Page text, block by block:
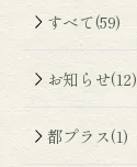
すべて(59)
お知らせ(12)
都プラス(1)